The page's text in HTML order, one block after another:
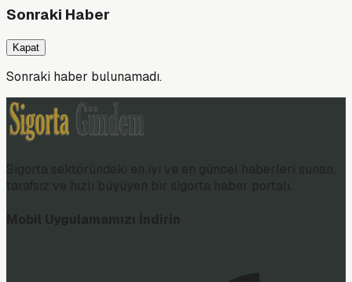
Sonraki Haber
Kapat
Sonraki haber bulunamadı.